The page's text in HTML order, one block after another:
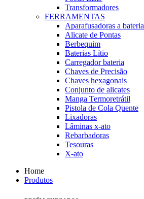
Transformadores
FERRAMENTAS
Aparafusadoras a bateria
Alicate de Pontas
Berbequim
Baterias Lítio
Carregador bateria
Chaves de Precisão
Chaves hexagonais
Conjunto de alicates
Manga Termoretrátil
Pistola de Cola Quente
Lixadoras
Lâminas x-ato
Rebarbadoras
Tesouras
X-ato
Home
Produtos